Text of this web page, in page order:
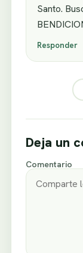
Santo.
Responder
Deja un
Comentario